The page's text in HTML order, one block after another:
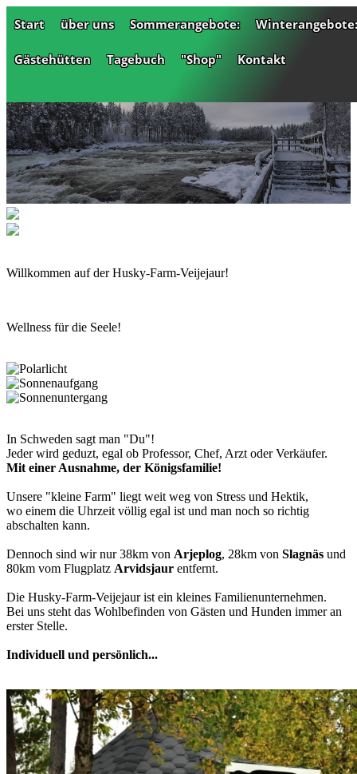
Start über uns Sommerangebote: Winterangebote:
Gästehütten Tagebuch "Shop" Kontakt
Willkommen auf der Husky-Farm-Veijejaur!
Wellness für die Seele!
In Schweden sagt man "Du"!
Jeder wird geduzt, egal ob Professor, Chef, Arzt oder Verkäufer.
Mit einer Ausnahme, der Königsfamilie!
Unsere "kleine Farm" liegt weit weg von Stress und Hektik,
wo einem die Uhrzeit völlig egal ist und man noch so richtig
abschalten kann.
Dennoch sind wir nur 38km von Arjeplog, 28km von Slagnäs und
80km vom Flugplatz Arvidsjaur entfernt.
Die Husky-Farm-Veijejaur ist ein kleines Familienunternehmen.
Bei uns steht das Wohlbefinden von Gästen und Hunden immer an
erster Stelle.
Individuell und persönlich...